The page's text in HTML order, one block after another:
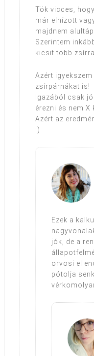
Tök vicces,
már elhízott
majdnem
Szerintem
kicsit több
Azért
zsírpárnákat is!
Igazából csak
érezni és nem
Azért az
:)
Ezek a
jók, de a
orvosi
pótolja